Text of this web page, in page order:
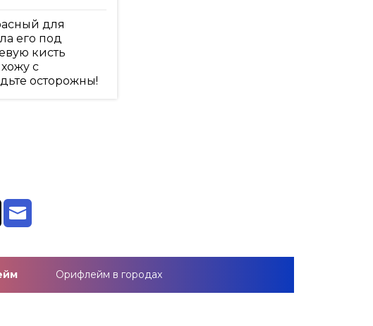
для
его под
кисть
с
осторожны!
Орифлейм в городах